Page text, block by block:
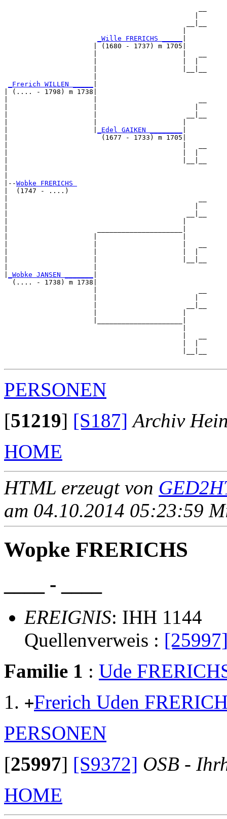
_Wille FRERICHS _____
                      | (1680 - 1737) m 1705|
_Frerich WILLEN _____
| (.... - 1798) m 1738|
_Edel GAIKEN ________
|                       (1677 - 1733) m 1705|
|--Wobke FRERICHS
|  (1747 - ....)
_Wobke JANSEN _______
  (.... - 1738) m 1738|
PERSONEN
[51219] [S187] Archiv
HOME
HTML erzeugt von
am 04.10.2014 05:23:59
Wopke FRERICHS
____ - ____
EREIGNIS: IHH 1144
Quellenverweis :
Familie 1 : Ude
+Frerich Uden
PERSONEN
[25997] [S9372] OSB -
HOME